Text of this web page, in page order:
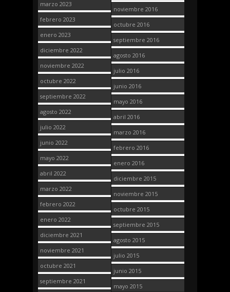
marzo 2023
febrero 2023
enero 2023
diciembre 2022
noviembre 2022
octubre 2022
septiembre 2022
agosto 2022
julio 2022
junio 2022
mayo 2022
abril 2022
marzo 2022
febrero 2022
enero 2022
diciembre 2021
noviembre 2021
octubre 2021
septiembre 2021
noviembre 2016
octubre 2016
septiembre 2016
agosto 2016
julio 2016
junio 2016
mayo 2016
abril 2016
marzo 2016
febrero 2016
enero 2016
diciembre 2015
noviembre 2015
octubre 2015
septiembre 2015
agosto 2015
julio 2015
junio 2015
mayo 2015